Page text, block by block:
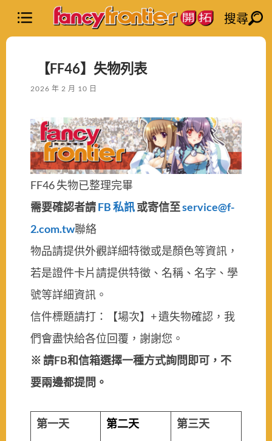
搜尋
【FF46】失物列表
2026 年 2 月 10 日
FF46 失物已整理完畢
需要確認者請FB 私訊或寄信至service@f-
2.com.tw聯絡
物品請提供外觀詳細特徵或是顏色等資訊，
若是證件卡片請提供特徵、名稱、名字、學
號等詳細資訊。
信件標題請打：【場次】+ 遺失物確認，我
們會盡快給各位回覆，謝謝您。
※ 請FB和信箱選擇一種方式詢問即可，不
要兩邊都提問。
第一天
第二天
第三天